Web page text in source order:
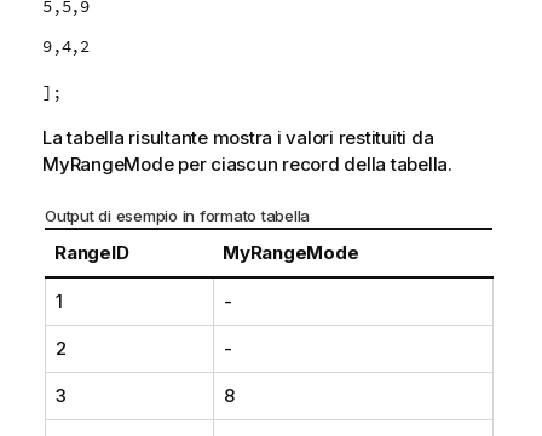
5,5,9
9,4,2
];
La tabella risultante mostra i valori restituiti da
MyRangeModeper ciascun record della tabella.
Output di esempio in formato tabella
RangeID MyRangeMode
1 -
2 -
3 8